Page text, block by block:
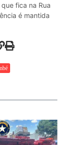
fica na Rua
é mantida